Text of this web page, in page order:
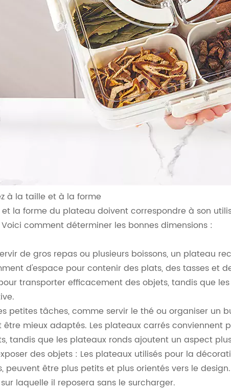
à la taille et à la forme
et la forme du plateau doivent correspondre à son
comment déterminer les bonnes dimensions :
de gros repas ou plusieurs boissons, un plateau
d'espace pour contenir des plats, des tasses et
transporter efficacement des objets, tandis que
petites tâches, comme servir le thé ou organiser un
être mieux adaptés. Les plateaux carrés conviennent
tandis que les plateaux ronds ajoutent un aspect
des objets : Les plateaux utilisés pour la
peuvent être plus petits et plus orientés vers le
laquelle il reposera sans le surcharger.